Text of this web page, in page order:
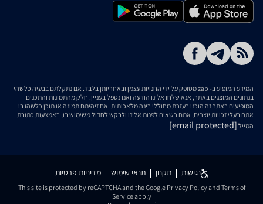
המידע המופיע ב- zap מסופק על ידי החנויות עצמן ובאחריותן בלבד. אם נתקלתם בבעיה כלשהי
בנתונים המוצגים באתר, אנא שלחו אלינו הודעה ואנו נטפל בעניין. חלק מהתמונות והתכנים
המופיעים באתר זה הוכנו בעזרת מחוללי בינה מלאכותית. אם זיהיתם תמונה או תוכן כלשהו בו
אתם בעלי זכויות יוצרים, אתם רשאים לפנות אלינו ולבקש לחדול משימוש בו, באמצעות כתובת
המייל [email protected]
נגישות תקנון תנאי שימוש מדיניות פרטיות
This site is protected by reCAPTCHA and the Google Privacy Policyand Terms of
Serviceapply